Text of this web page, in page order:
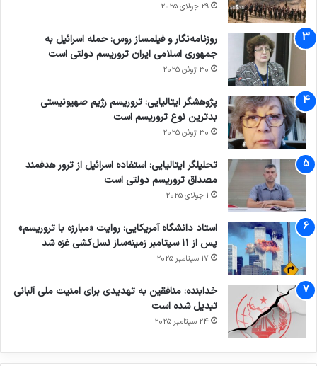
29 جولای 2025
روزنامه‌نگار و فیلمساز روس: حمله اسرائیل به
جمهوری اسلامی ایران تروریسم دولتی است
30 ژوئن 2025
پژوهشگر ایتالیایی: تروریسم رژیم صهیونیستی
بدترین نوع تروریسم است
30 ژوئن 2025
تحلیلگر ایتالیایی: استفاده اسرائیل از ترور هدفمند
مصداق تروریسم دولتی است
1 جولای 2025
استاد دانشگاه آمریکایی: روایت «مبارزه با تروریسم»
پس از ۱۱ سپتامبر زمینه‌ساز نسل‌کشی غزه شد
17 سپتامبر 2025
خدابنده: منافقین به تهدیدی برای امنیت ملی آلبانی
تبدیل شده است
24 سپتامبر 2025